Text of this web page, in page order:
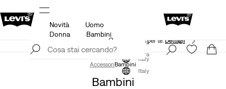
Politica di spedizione e resi Aggiornata
Iscriviti ora
Italy
Novità
Uomo
Donna
Bambini
App Levi's. Il meglio di Levi's ®, su misura per te. Dettagli
Iscriviti ora
Italy
AccessoriBambini
Bambini